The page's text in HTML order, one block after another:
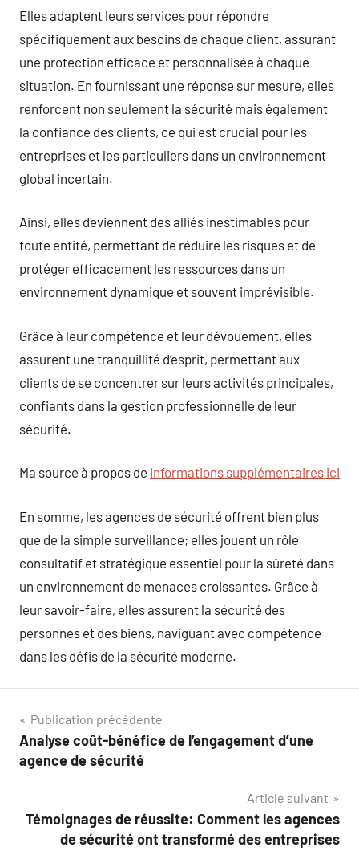
Elles adaptent leurs services pour répondre
spécifiquement aux besoins de chaque client, assurant
une protection efficace et personnalisée à chaque
situation. En fournissant une réponse sur mesure, elles
renforcent non seulement la sécurité mais également
la confiance des clients, ce qui est crucial pour les
entreprises et les particuliers dans un environnement
global incertain.
Ainsi, elles deviennent des alliés inestimables pour
toute entité, permettant de réduire les risques et de
protéger efficacement les ressources dans un
environnement dynamique et souvent imprévisible.
Grâce à leur compétence et leur dévouement, elles
assurent une tranquillité d’esprit, permettant aux
clients de se concentrer sur leurs activités principales,
confiants dans la gestion professionnelle de leur
sécurité.
Ma source à propos de Informations supplémentaires ici
En somme, les agences de sécurité offrent bien plus
que de la simple surveillance; elles jouent un rôle
consultatif et stratégique essentiel pour la sûreté dans
un environnement de menaces croissantes. Grâce à
leur savoir-faire, elles assurent la sécurité des
personnes et des biens, naviguant avec compétence
dans les défis de la sécurité moderne.
Navigation
de
Publication précédente
Analyse coût-bénéfice de l’engagement d’une
agence de sécurité
Article suivant
Témoignages de réussite: Comment les agences
de sécurité ont transformé des entreprises